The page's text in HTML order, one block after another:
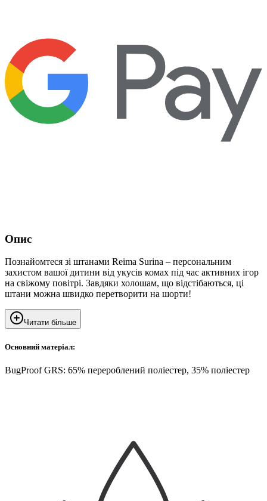
Опис
Познайомтеся зі штанами Reima Surina – персональним
захистом вашої дитини від укусів комах під час активних ігор
на свіжому повітрі. Завдяки холошам, що відстібаються, ці
штани можна швидко перетворити на шорти!
Читати більше
Основний матеріал:
BugProof GRS: 65% перероблений поліестер, 35% поліестер